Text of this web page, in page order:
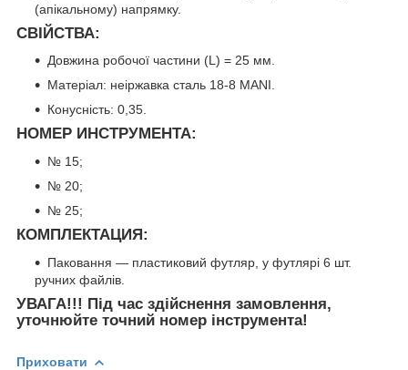
(апікальному) напрямку.
СВІЙСТВА:
Довжина робочої частини (L) = 25 мм.
Матеріал: неіржавка сталь 18-8 MANI.
Конусність: 0,35.
НОМЕР ИНСТРУМЕНТА:
№ 15;
№ 20;
№ 25;
КОМПЛЕКТАЦИЯ:
Паковання — пластиковий футляр, у футлярі 6 шт.
ручних файлів.
УВАГА!!! Під час здійснення замовлення,
уточнюйте точний номер інструмента!
Приховати